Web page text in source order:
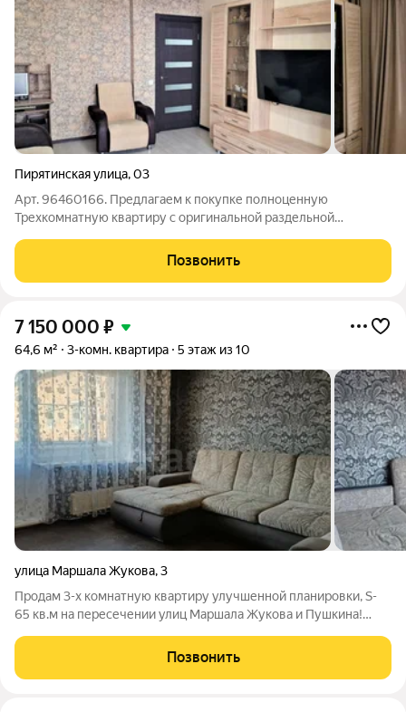
Пирятинская улица,03
Арт. 96460166. Предлагаем к покупке полноценную
Трехкомнатную квартиру с оригинальной раздельной
собственника в уютном, спальном районе Абакана. Документы
проверены и готовы к сделке, без
Позвонить
7 150 000 ₽
64,6 м² 3-комн. квартира 5 этаж из 10
улица Маршала Жукова,3
Продам 3-х комнатную квартиру улучшенной планировки, S-
65 кв.м на пересечении улиц Маршала Жукова и Пушкина!
есть кладовка в квартире. Вся мебель на фото остается новому
собственнику, а также
Позвонить